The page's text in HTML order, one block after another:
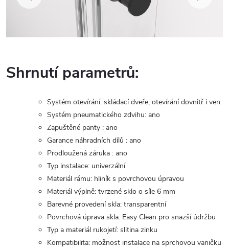
Shrnutí parametrů:
Systém otevírání: skládací dveře, otevírání dovnitř i ven
Systém pneumatického zdvihu: ano
Zapuštěné panty : ano
Garance náhradních dílů : ano
Prodloužená záruka : ano
Typ instalace: univerzální
Materiál rámu: hliník s povrchovou úpravou
Materiál výplně: tvrzené sklo o síle 6 mm
Barevné provedení skla: transparentní
Povrchová úprava skla: Easy Clean pro snazší údržbu
Typ a materiál rukojetí: slitina zinku
Kompatibilita: možnost instalace na sprchovou vaničku